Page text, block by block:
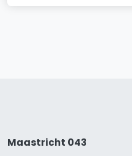
Maastricht 043